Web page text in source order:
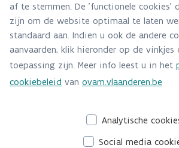
Alle contactgegevens
Adres
Stationsstraat 110
2800 Mechelen
Route en bereikbaarheid
af te stemmen. De 'functionele cookies'
zijn om de website optimaal te laten
standaard aan. Indien u ook de andere
aanvaarden, klik hieronder op de vinkjes
toepassing zijn. Meer info leest u in het
cookiebeleid van ovam.vlaanderen.be
Analytische
Social media